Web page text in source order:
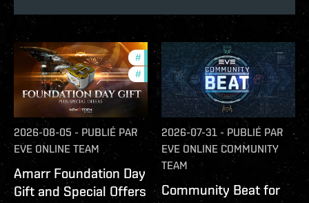
# offers
# in-game-events
2026-08-05 - PUBLIÉ PAR
EVE ONLINE TEAM
Amarr Foundation Day
Gift and Special Offers
2026-07-31 - PUBLIÉ PAR
EVE ONLINE COMMUNITY
TEAM
Community Beat for